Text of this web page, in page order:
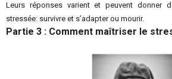
Leurs réponses varient et peuvent donner
stressée: survivre et s’adapter ou mourir.
Partie 3 : Comment maîtriser le